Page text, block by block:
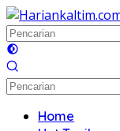
Langsung
ke
konten
Home